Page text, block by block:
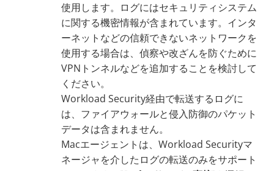
使用します。ログにはセキュリティシステム
に関する機密情報が含まれています。インタ
ーネットなどの信頼できないネットワークを
使用する場合は、偵察や改ざんを防ぐために
VPNトンネルなどを追加することを検討して
ください。
Workload Security経由で転送するログに
は、ファイアウォールと侵入防御のパケット
データは含まれません。
Macエージェントは、Workload Securityマ
ネージャを介したログの転送のみをサポート